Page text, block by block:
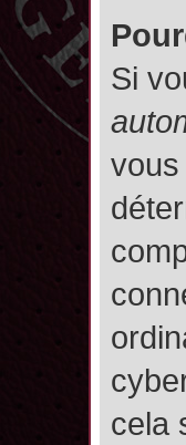
Si
cela